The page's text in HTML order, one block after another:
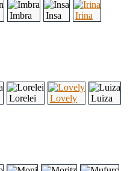
Imbra Insa Irina
Lorelei Lovely Luiza